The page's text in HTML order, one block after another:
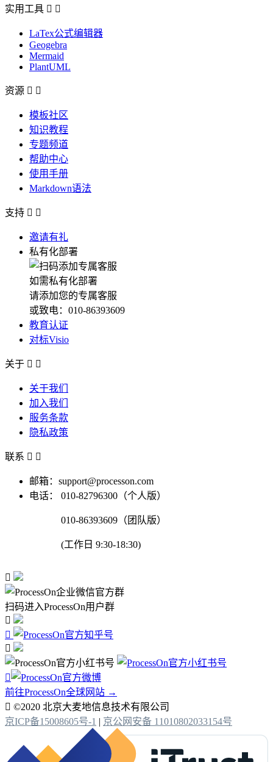
实用工具  
LaTex公式编辑器
Geogebra
Mermaid
PlantUML
资源  
模板社区
知识教程
专题频道
帮助中心
使用手册
Markdown语法
支持  
邀请有礼
私有化部署
如需私有化部署
请添加您的专属客服
或致电：010-86393609
教育认证
对标Visio
关于  
关于我们
加入我们
服务条款
隐私政策
联系  
邮箱：support@processon.com
电话：
010-82796300（个人版）
010-86393609（团队版）
(工作日 9:30-18:30)

扫码进入ProcessOn用户群




前往ProcessOn全球网站 →
 ©2020 北京大麦地信息技术有限公司
京ICP备15008605号-1 | 京公网安备 11010802033154号